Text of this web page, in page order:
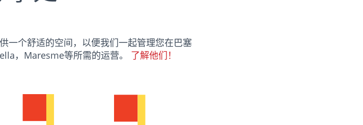
一个舒适的空间，以便我们一起管理您在巴塞
，Maresme等所需的运营。 了解他们！